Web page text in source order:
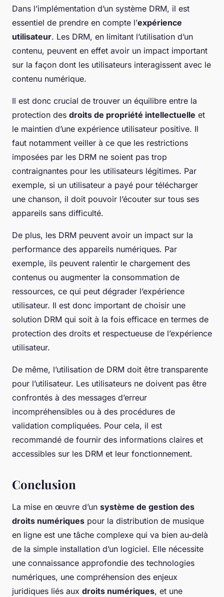
Dans l’implémentation d’un système DRM, il est
essentiel de prendre en compte l’expérience
utilisateur. Les DRM, en limitant l’utilisation d’un
contenu, peuvent en effet avoir un impact important
sur la façon dont les utilisateurs interagissent avec le
contenu numérique.
Il est donc crucial de trouver un équilibre entre la
protection des droits de propriété intellectuelle et
le maintien d’une expérience utilisateur positive. Il
faut notamment veiller à ce que les restrictions
imposées par les DRM ne soient pas trop
contraignantes pour les utilisateurs légitimes. Par
exemple, si un utilisateur a payé pour télécharger
une chanson, il doit pouvoir l’écouter sur tous ses
appareils sans difficulté.
De plus, les DRM peuvent avoir un impact sur la
performance des appareils numériques. Par
exemple, ils peuvent ralentir le chargement des
contenus ou augmenter la consommation de
ressources, ce qui peut dégrader l’expérience
utilisateur. Il est donc important de choisir une
solution DRM qui soit à la fois efficace en termes de
protection des droits et respectueuse de l’expérience
utilisateur.
De même, l’utilisation de DRM doit être transparente
pour l’utilisateur. Les utilisateurs ne doivent pas être
confrontés à des messages d’erreur
incompréhensibles ou à des procédures de
validation compliquées. Pour cela, il est
recommandé de fournir des informations claires et
accessibles sur les DRM et leur fonctionnement.
Conclusion
La mise en œuvre d’un système de gestion des
droits numériques pour la distribution de musique
en ligne est une tâche complexe qui va bien au-delà
de la simple installation d’un logiciel. Elle nécessite
une connaissance approfondie des technologies
numériques, une compréhension des enjeux
juridiques liés aux droits numériques, et une